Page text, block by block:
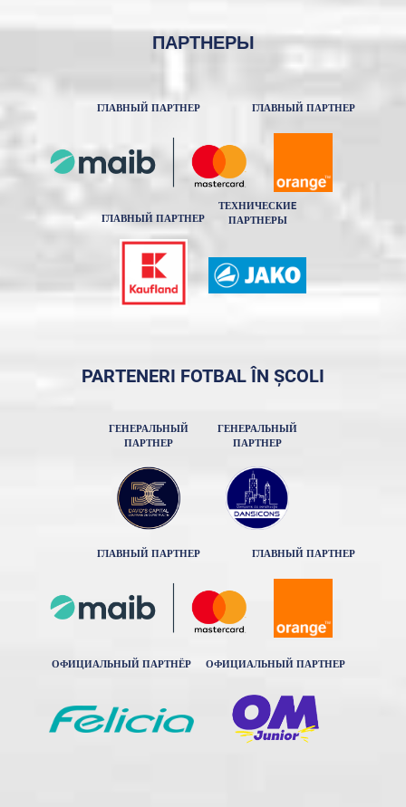
ПАРТНЕРЫ
ГЛАВНЫЙ ПАРТНЕР ГЛАВНЫЙ ПАРТНЕР
ГЛАВНЫЙ ПАРТНЕР
ТЕХНИЧЕСКИE
ПАРТНЕРЫ
PARTENERI FOTBAL ÎN ȘCOLI
ГЕНЕРАЛЬНЫЙ
ПАРТНЕР
ГЕНЕРАЛЬНЫЙ
ПАРТНЕР
ГЛАВНЫЙ ПАРТНЕР ГЛАВНЫЙ ПАРТНЕР
ОФИЦИАЛЬНЫЙ ПАРТНЁР ОФИЦИАЛЬНЫЙ ПАРТНЕР